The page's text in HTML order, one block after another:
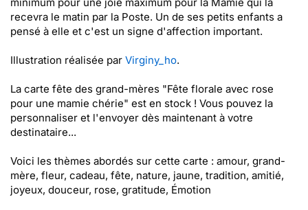
recevra le matin par la Poste. Un de ses petits enfants a
pensé à elle et c'est un signe d'affection important.
Illustration réalisée par Virginy_ho.
La carte fête des grand-mères "Fête florale avec rose
pour une mamie chérie" est en stock ! Vous pouvez la
personnaliser et l'envoyer dès maintenant à votre
destinataire...
Voici les thèmes abordés sur cette carte : amour, grand-
mère, fleur, cadeau, fête, nature, jaune, tradition, amitié,
joyeux, douceur, rose, gratitude, Émotion